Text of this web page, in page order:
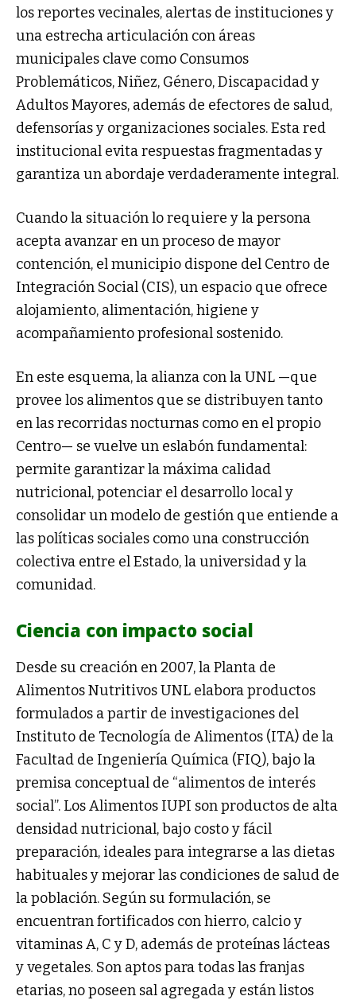
los reportes vecinales, alertas de instituciones y
una estrecha articulación con áreas
municipales clave como Consumos
Problemáticos, Niñez, Género, Discapacidad y
Adultos Mayores, además de efectores de salud,
defensorías y organizaciones sociales. Esta red
institucional evita respuestas fragmentadas y
garantiza un abordaje verdaderamente integral.
Cuando la situación lo requiere y la persona
acepta avanzar en un proceso de mayor
contención, el municipio dispone del Centro de
Integración Social (CIS), un espacio que ofrece
alojamiento, alimentación, higiene y
acompañamiento profesional sostenido.
En este esquema, la alianza con la UNL —que
provee los alimentos que se distribuyen tanto
en las recorridas nocturnas como en el propio
Centro— se vuelve un eslabón fundamental:
permite garantizar la máxima calidad
nutricional, potenciar el desarrollo local y
consolidar un modelo de gestión que entiende a
las políticas sociales como una construcción
colectiva entre el Estado, la universidad y la
comunidad.
Ciencia con impacto social
Desde su creación en 2007, la Planta de
Alimentos Nutritivos UNL elabora productos
formulados a partir de investigaciones del
Instituto de Tecnología de Alimentos (ITA) de la
Facultad de Ingeniería Química (FIQ), bajo la
premisa conceptual de “alimentos de interés
social”. Los Alimentos IUPI son productos de alta
densidad nutricional, bajo costo y fácil
preparación, ideales para integrarse a las dietas
habituales y mejorar las condiciones de salud de
la población. Según su formulación, se
encuentran fortificados con hierro, calcio y
vitaminas A, C y D, además de proteínas lácteas
y vegetales. Son aptos para todas las franjas
etarias, no poseen sal agregada y están listos